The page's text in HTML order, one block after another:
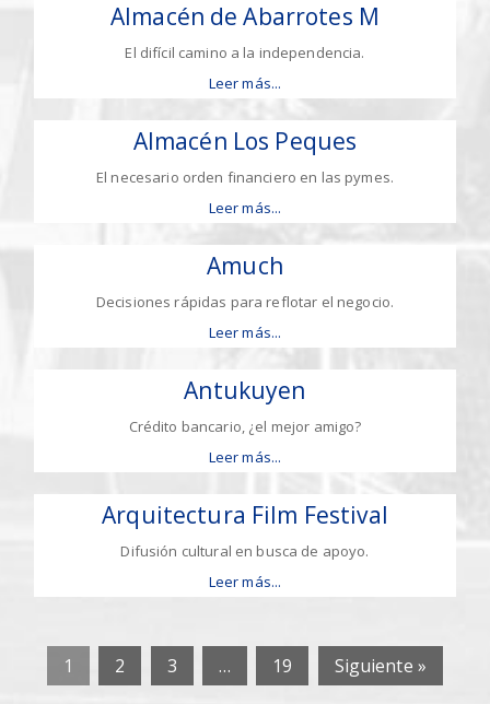
Almacén de Abarrotes M
El difícil camino a la independencia.
Leer más...
Almacén Los Peques
El necesario orden financiero en las pymes.
Leer más...
Amuch
Decisiones rápidas para reflotar el negocio.
Leer más...
Antukuyen
Crédito bancario, ¿el mejor amigo?
Leer más...
Arquitectura Film Festival
Difusión cultural en busca de apoyo.
Leer más...
1 2 3 … 19 Siguiente »